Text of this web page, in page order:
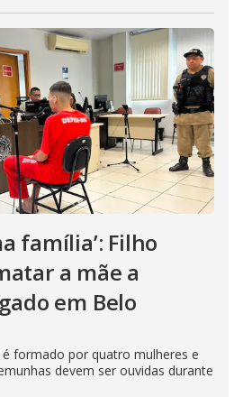
família’: Filho
a mãe a
em Belo
formado por quatro mulheres e
devem ser ouvidas durante